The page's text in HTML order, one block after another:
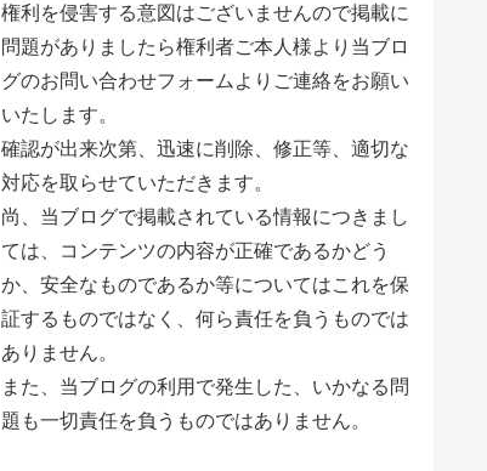
権利を侵害する意図はございませんので掲載に
問題がありましたら権利者ご本人様より当ブロ
グのお問い合わせフォームよりご連絡をお願い
いたします。
確認が出来次第、迅速に削除、修正等、適切な
対応を取らせていただきます。
尚、当ブログで掲載されている情報につきまし
ては、コンテンツの内容が正確であるかどう
か、安全なものであるか等についてはこれを保
証するものではなく、何ら責任を負うものでは
ありません。
また、当ブログの利用で発生した、いかなる問
題も一切責任を負うものではありません。